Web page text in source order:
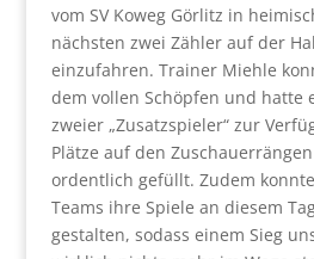
vom SV Koweg Görlitz in
nächsten zwei Zähler auf der
einzufahren. Trainer Miehle
dem vollen Schöpfen und hatte
zweier „Zusatzspieler“ zur
Plätze auf den
ordentlich gefüllt. Zudem
Teams ihre Spiele an diesem
gestalten, sodass einem Sieg